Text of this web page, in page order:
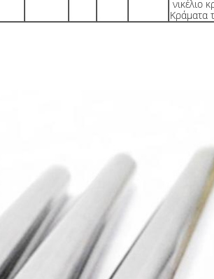
νικέλιο
Κράματα